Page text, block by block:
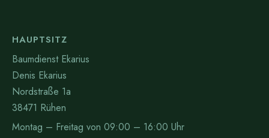
HAUPTSITZ
Baumdienst Ekarius
Denis Ekarius
Nordstraße 1a
38471 Rühen
Montag – Freitag von 09:00 – 16:00 Uhr